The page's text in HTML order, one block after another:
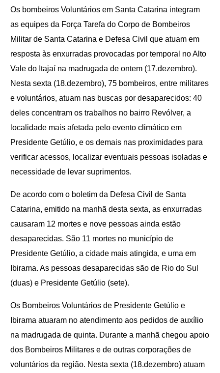
Os bombeiros Voluntários em Santa Catarina integram
as equipes da Força Tarefa do Corpo de Bombeiros
Militar de Santa Catarina e Defesa Civil que atuam em
resposta às enxurradas provocadas por temporal no Alto
Vale do Itajaí na madrugada de ontem (17.dezembro).
Nesta sexta (18.dezembro), 75 bombeiros, entre militares
e voluntários, atuam nas buscas por desaparecidos: 40
deles concentram os trabalhos no bairro Revólver, a
localidade mais afetada pelo evento climático em
Presidente Getúlio, e os demais nas proximidades para
verificar acessos, localizar eventuais pessoas isoladas e
necessidade de levar suprimentos.
De acordo com o boletim da Defesa Civil de Santa
Catarina, emitido na manhã desta sexta, as enxurradas
causaram 12 mortes e nove pessoas ainda estão
desaparecidas. São 11 mortes no município de
Presidente Getúlio, a cidade mais atingida, e uma em
Ibirama. As pessoas desaparecidas são de Rio do Sul
(duas) e Presidente Getúlio (sete).
Os Bombeiros Voluntários de Presidente Getúlio e
Ibirama atuaram no atendimento aos pedidos de auxílio
na madrugada de quinta. Durante a manhã chegou apoio
dos Bombeiros Militares e de outras corporações de
voluntários da região. Nesta sexta (18.dezembro) atuam